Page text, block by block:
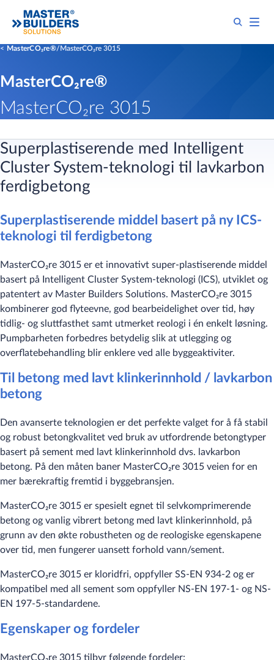
MasterCO₂re® MasterCO₂re 3015
MasterCO₂re®
MasterCO₂re 3015
Superplastiserende med Intelligent
Cluster System-teknologi til lavkarbon
ferdigbetong​
Superplastiserende middel basert på ny ICS-
teknologi til ferdigbetong
MasterCO₂re 3015 er et innovativt super-plastiserende middel
basert på Intelligent Cluster System-teknologi (ICS), utviklet og
patentert av Master Builders Solutions. MasterCO₂re 3015
kombinerer god flyteevne, god bearbeidelighet over tid, høy
tidlig- og sluttfasthet samt utmerket reologi i én enkelt løsning.
Pumpbarheten forbedres betydelig slik at utlegging og
overflatebehandling blir enklere ved alle byggeaktiviter.
Til betong med lavt klinkerinnhold / lavkarbon
betong​
Den avanserte teknologien er det perfekte valget for å få stabil
og robust betongkvalitet ved bruk av utfordrende betongtyper
basert på sement med lavt klinkerinnhold dvs. lavkarbon
betong. På den måten baner MasterCO₂re 3015 veien for en
mer bærekraftig fremtid i byggebransjen.
MasterCO₂re 3015 er spesielt egnet til selvkomprimerende
betong og vanlig vibrert betong med lavt klinkerinnhold, på
grunn av den økte robustheten og de reologiske egenskapene
over tid, men fungerer uansett forhold vann/sement.
MasterCO₂re 3015 er kloridfri, oppfyller SS-EN 934-2 og er
kompatibel med all sement som oppfyller NS-EN 197-1- og NS-
EN 197-5-standardene.
Egenskaper og fordeler
MasterCO₂re 3015 tilbyr følgende fordeler: